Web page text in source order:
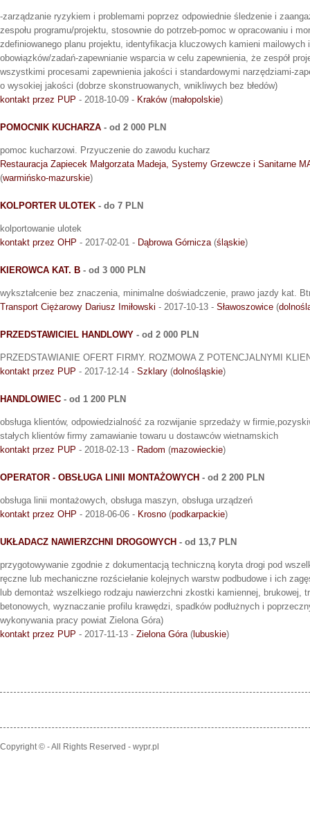
-zarządzanie ryzykiem i problemami poprzez odpowiednie śledzenie i
zespołu programu/projektu, stosownie do potrzeb-pomoc w opracowaniu i
zdefiniowanego planu projektu, identyfikacja kluczowych kamieni mailowych
obowiązków/zadań-zapewnianie wsparcia w celu zapewnienia, że zespół
wszystkimi procesami zapewnienia jakości i standardowymi narzędziami-
o wysokiej jakości (dobrze skonstruowanych, wnikliwych bez błedów)
kontakt przez PUP - 2018-10-09 - Kraków(małopolskie)
POMOCNIK KUCHARZA - od 2 000 PLN
pomoc kucharzowi. Przyuczenie do zawodu kucharz
Restauracja Zapiecek Małgorzata Madeja, Systemy Grzewcze i Sanitarne
(warmińsko-mazurskie)
KOLPORTER ULOTEK - do 7 PLN
kolportowanie ulotek
kontakt przez OHP - 2017-02-01 - Dąbrowa Górnicza(śląskie)
KIEROWCA KAT. B - od 3 000 PLN
wykształcenie bez znaczenia, minimalne doświadczenie, prawo jazdy kat.
Transport Ciężarowy Dariusz Imiłowski - 2017-10-13 - Sławoszowice (
PRZEDSTAWICIEL HANDLOWY - od 2 000 PLN
PRZEDSTAWIANIE OFERT FIRMY. ROZMOWA Z POTENCJALNYMI
kontakt przez PUP - 2017-12-14 - Szklary (dolnośląskie)
HANDLOWIEC - od 1 200 PLN
obsługa klientów, odpowiedzialność za rozwijanie sprzedaży w
stałych klientów firmy zamawianie towaru u dostawców wietnamskich
kontakt przez PUP - 2018-02-13 - Radom (mazowieckie)
OPERATOR - OBSŁUGA LINII MONTAŻOWYCH - od 2 200 PLN
obsługa linii montażowych, obsługa maszyn, obsługa urządzeń
kontakt przez OHP - 2018-06-06 - Krosno (podkarpackie)
UKŁADACZ NAWIERZCHNI DROGOWYCH - od 13,7 PLN
przygotowywanie zgodnie z dokumentacją techniczną koryta drogi pod
ręczne lub mechaniczne rozściełanie kolejnych warstw podbudowe i ich
lub demontaż wszelkiego rodzaju nawierzchni zkostki kamiennej, brukowej,
betonowych, wyznaczanie profilu krawędzi, spadków podłużnych i
wykonywania pracy powiat Zielona Góra)
kontakt przez PUP - 2017-11-13 - Zielona Góra( lubuskie)
Copyright © - All Rights Reserved - wypr.pl